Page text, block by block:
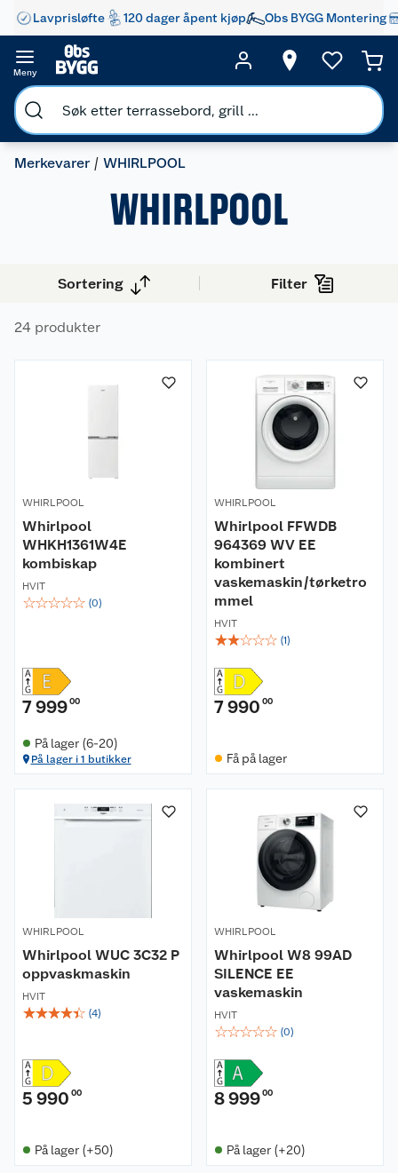
Lavprisløfte 120 dager åpent kjøp Obs BYGG Montering
Meny
Merkevarer WHIRLPOOL
WHIRLPOOL
Sortering Filter
24 produkter
WHIRLPOOL
Whirlpool
WHKH1361W4E
kombiskap
HVIT
☆☆☆☆☆ (0)
7 99900
På lager (6-20)
På lager i 1 butikker
WHIRLPOOL
Whirlpool FFWDB
964369 WV EE
kombinert
vaskemaskin/tørketro
mmel
HVIT
☆☆☆☆☆ (1)
7 990 00
Få på lager
WHIRLPOOL
Whirlpool WUC 3C32 P
oppvaskmaskin
HVIT
☆☆☆☆☆ (4)
5 990 00
På lager (+50)
WHIRLPOOL
Whirlpool W8 99AD
SILENCE EE
vaskemaskin
HVIT
☆☆☆☆☆ (0)
8 99900
På lager (+20)